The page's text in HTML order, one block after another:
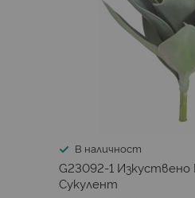
В наличност
G23092-1
Сукулент